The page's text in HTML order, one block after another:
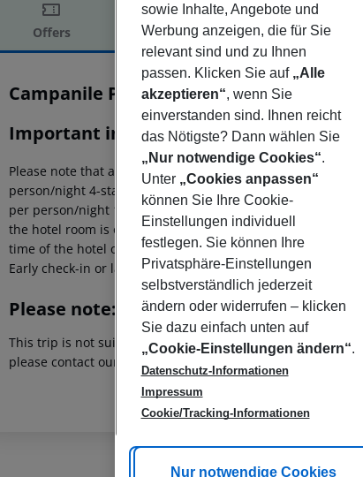
Offers Offer description
Offer description
Campanile Paris XIV - Maine
Important info
Please note that a tourist tax is payable on site. Luxury
person/night 4-star hotel: approx. ¤8.45 per person/night
per person/night 1-star hotel: approx. ¤2.60 per person/
the hotel room is only available on the day of arrival from
time of the hotel on the day of departure must also be
Early check-in or late check-out can be booked via our
Please note:
This trip is not suitable for passengers with reduced
please contact our customer service before confirming
sowie Inhalte, Angebote und
Werbung anzeigen, die für Sie
relevant sind und zu Ihnen
passen. Klicken Sie auf „Alle
akzeptieren“, wenn Sie
einverstanden sind. Ihnen reicht
das Nötigste? Dann wählen Sie
„Nur notwendige Cookies“.
Unter „Cookies anpassen“
können Sie Ihre Cookie-
Einstellungen individuell
festlegen. Sie können Ihre
Privatsphäre-Einstellungen
selbstverständlich jederzeit
ändern oder widerrufen – klicken
Sie dazu einfach unten auf
„Cookie-Einstellungen ändern“.
Datenschutz-Informationen
Impressum
Cookie/Tracking-Informationen
Cookie anpassen
Nur notwendige Cookies